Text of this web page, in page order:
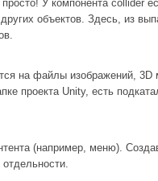
У компонента collider
объектов. Здесь, из
на файлы изображений, 3D
проекта Unity, есть
(например, меню).